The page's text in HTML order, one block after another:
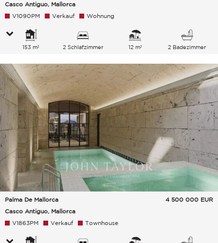
Casco Antiguo, Mallorca
V1090PM Verkauf Wohnung
153 m² 2 Schlafzimmer 12 m² 2 Badezimmer
Palma De Mallorca
Casco Antiguo, Mallorca
4 500 000 EUR
V1863PM Verkauf Townhouse